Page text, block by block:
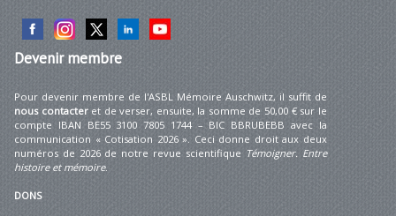
Devenirmembre
Pour devenir membre de l'ASBL Mémoire Auschwitz, il suffit de
nous contacteret de verser, ensuite, la somme de 50,00 € sur le
compte IBAN BE55 3100 7805 1744 – BIC BBRUBEBB avec la
communication « Cotisation 2026 ». Ceci donne droit aux deux
numéros de 2026 de notre revue scientifique Témoigner. Entre
histoire et mémoire.
DONS